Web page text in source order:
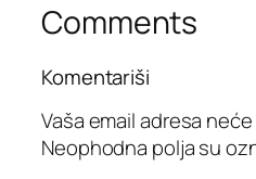
Comments
Komentariši
Vaša email adresa
Neophodna polja su